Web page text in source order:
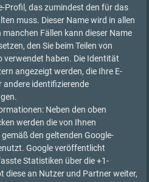
Profil, das zumindest den für das
muss. Dieser Name wird in allen
Fällen kann dieser Name
den Sie beim Teilen von
verwendet haben. Die Identität
angezeigt werden, die Ihre E-
andere identifizierende
Neben den oben
werden die von Ihnen
den geltenden Google-
Google veröffentlicht
Statistiken über die +1-
diese an Nutzer und Partner weiter,